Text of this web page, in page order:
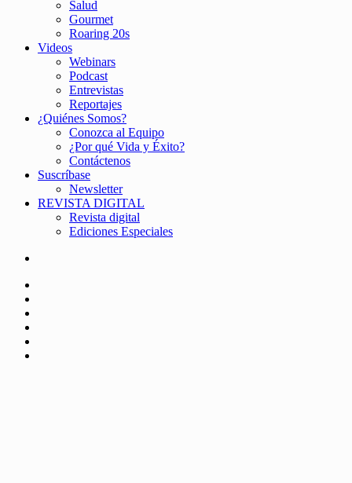
Salud
Gourmet
Roaring 20s
Videos
Webinars
Podcast
Entrevistas
Reportajes
¿Quiénes Somos?
Conozca al Equipo
¿Por qué Vida y Éxito?
Contáctenos
Suscríbase
Newsletter
REVISTA DIGITAL
Revista digital
Ediciones Especiales